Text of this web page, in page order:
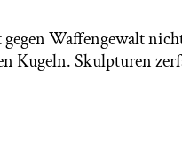
Waffengewalt
Kugeln. Skulpturen